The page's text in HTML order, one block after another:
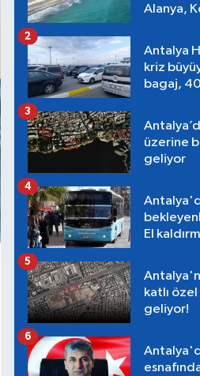
Alanya,
Antalya
kriz
bagaj,
2
üzerine
geliyor
3
El
4
katlı
geliyor!
5
6